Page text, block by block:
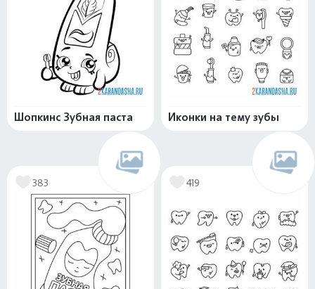
Шопкинс Зубная паста Иконки на тему зубы
383 419